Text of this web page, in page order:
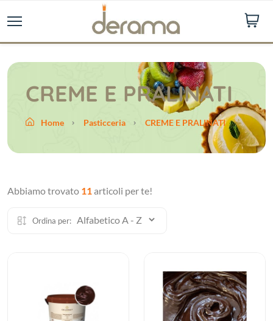
CREME E PRALINATI
Home Pasticceria CREME E PRALINATI
Abbiamo trovato 11articoli per te!
Ordina per: